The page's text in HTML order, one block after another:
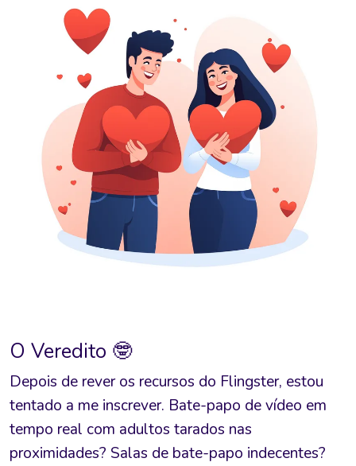
O Veredito 🤓
Depois de rever os recursos do Flingster, estou
tentado a me inscrever. Bate-papo de vídeo em
tempo real com adultos tarados nas
proximidades? Salas de bate-papo indecentes?